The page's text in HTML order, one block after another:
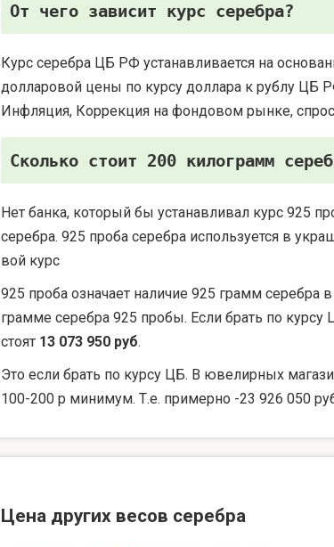
От чего зависит курс серебра?
Курс серебра ЦБ РФ устанавливается на
долларовой цены по курсу доллара к рублу ЦБ
Инфляция, Коррекция на фондовом рынке,
Сколько стоит 200 килограмм
Нет банка, который бы устанавливал курс 925
серебра. 925 проба серебра используется в
вой курс
925 проба означает наличие 925 грамм серебра
грамме серебра 925 пробы. Если брать по
стоят 13 073 950 руб.
Это если брать по курсу ЦБ. В ювелирных
100-200 р минимум. Т.е. примерно -23 926 050
Цена других весов серебра